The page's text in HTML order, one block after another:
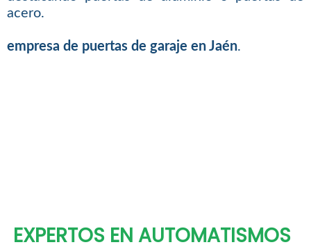
acero.
empresa de puertas de garaje en Jaén.
EXPERTOS EN AUTOMATISMOS